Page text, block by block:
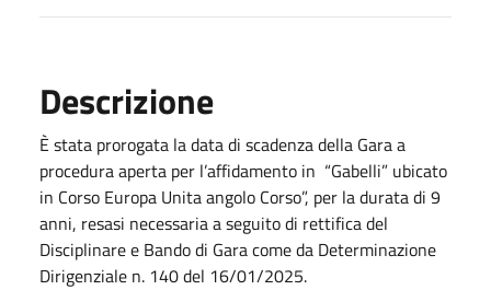
Descrizione
È stata prorogata la data di scadenza della Gara a
procedura aperta per l’affidamento in “Gabelli” ubicato
in Corso Europa Unita angolo Corso”, per la durata di 9
anni, resasi necessaria a seguito di rettifica del
Disciplinare e Bando di Gara come da Determinazione
Dirigenziale n. 140 del 16/01/2025.